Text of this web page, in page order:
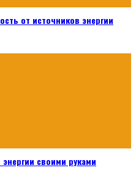
от источников энергии
своими руками